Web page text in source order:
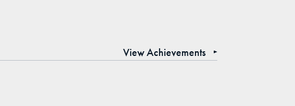
View Achievements